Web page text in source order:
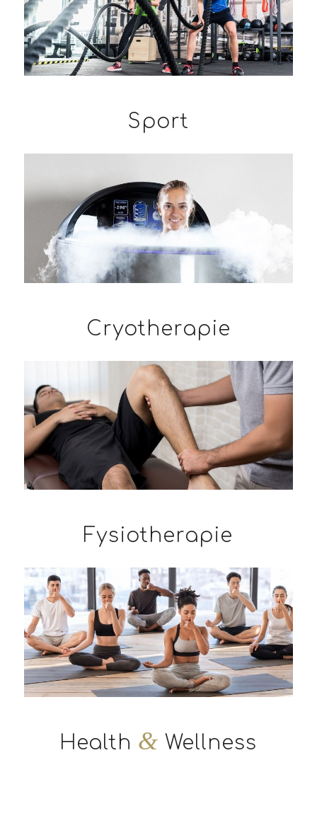
Sport
Cryotherapie
Fysiotherapie
Health & Wellness